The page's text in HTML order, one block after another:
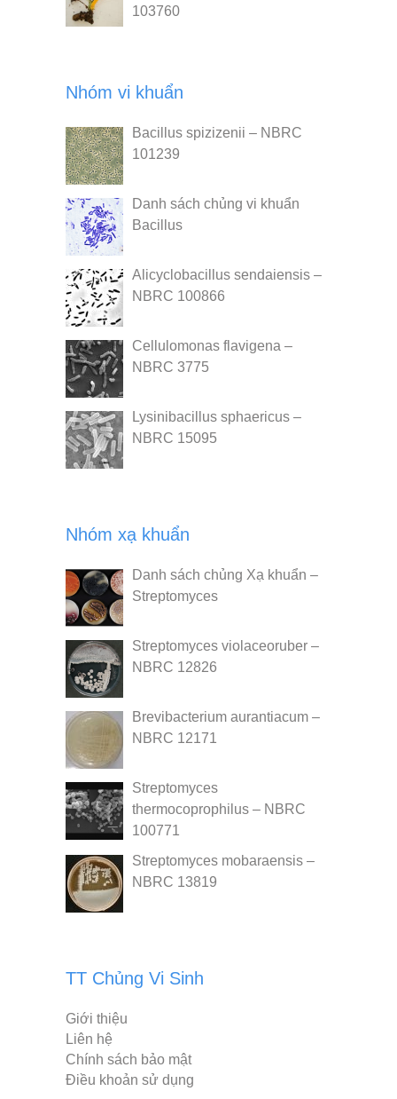
103760
Nhóm vi khuẩn
Bacillus spizizenii – NBRC
101239
Danh sách chủng vi khuẩn
Bacillus
Alicyclobacillus sendaiensis –
NBRC 100866
Cellulomonas flavigena –
NBRC 3775
Lysinibacillus sphaericus –
NBRC 15095
Nhóm xạ khuẩn
Danh sách chủng Xạ khuẩn –
Streptomyces
Streptomyces violaceoruber –
NBRC 12826
Brevibacterium aurantiacum –
NBRC 12171
Streptomyces
thermocoprophilus – NBRC
100771
Streptomyces mobaraensis –
NBRC 13819
TT Chủng Vi Sinh
Giới thiệu
Liên hệ
Chính sách bảo mật
Điều khoản sử dụng